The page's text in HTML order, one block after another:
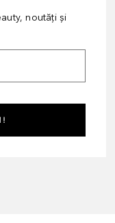
noutăți și